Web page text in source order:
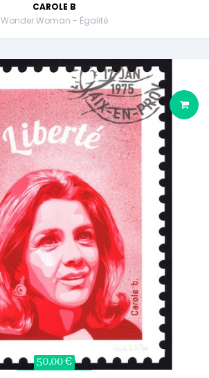
CAROLE B
Wonder Woman - Égalité
50,00 €